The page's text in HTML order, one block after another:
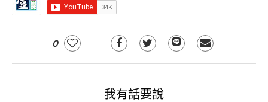
0
我有話要說